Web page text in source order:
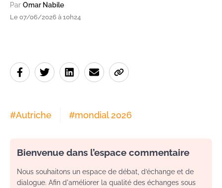
Par Omar Nabile
Le 07/06/2026 à 10h24
#Autriche #mondial 2026
Bienvenue dans l’espace commentaire
Nous souhaitons un espace de débat, d’échange et de
dialogue. Afin d'améliorer la qualité des échanges sous